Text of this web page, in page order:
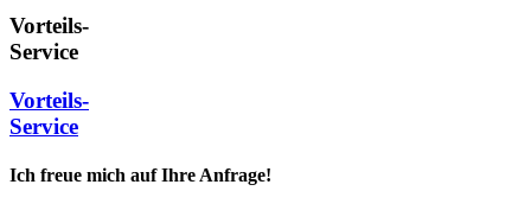
Vorteils-
Service
Vorteils-
Service
Ich freue mich auf Ihre Anfrage!